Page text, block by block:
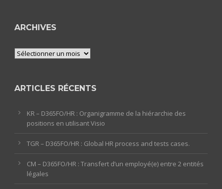
ARCHIVES
Archives
ARTICLES RÉCENTS
KR – D365FO/HR : Organigramme de la hiérarchie des
positions en utilisant Visio
TGR – D365FO/HR : Global HR process and tests cases.
CM – D365FO/HR : Transfert d’un employé(e) entre 2 entités
légales